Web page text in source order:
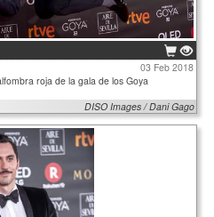
03 Feb 2018
roja de la gala de los Goya
DISO Images / Dani Gago